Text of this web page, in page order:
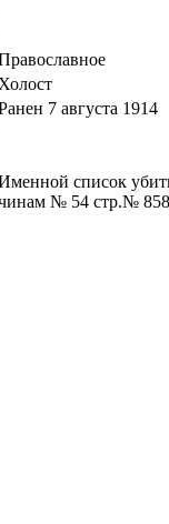
Холост
7 августа 1914
список
№ 54 стр.№ 858